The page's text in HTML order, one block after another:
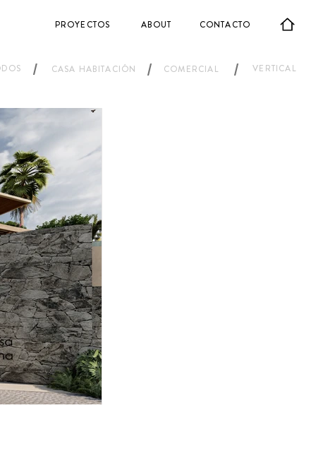
PROYECTOS ABOUT CONTACTO
CASA HABITACIÓN COMERCIAL
/ / / VERTICAL